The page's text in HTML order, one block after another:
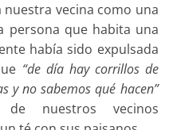
nuestra vecina como una
persona que habita una
había sido expulsada
“de día hay corrillos de
y no sabemos qué hacen”
de nuestros vecinos